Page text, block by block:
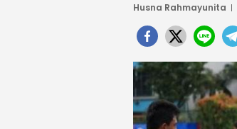
Husna Rahmayunita